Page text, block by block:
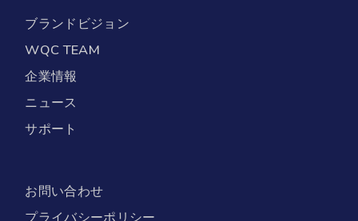
ブランドビジョン
WQC TEAM
企業情報
ニュース
サポート
お問い合わせ